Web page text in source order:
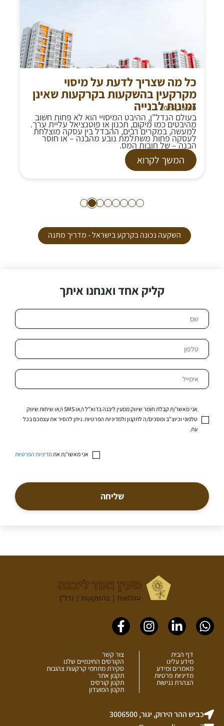
כל מה שצריך לדעת על מיסוי
מקרקעין בהשקעות בקרקעות שאינן
זמינות לבנייה
מאי 28, 2025
בעולם הנדל"ן, ההיבט המיסויי הוא לא פחות חשוב
מהיבטים כמו מיקום, תכנון או פוטנציאל עליית ערך.
למעשה, במקרים רבים, ההבדל בין עסקה מוצלחת
לעסקה פחות משתלמת נובע מהבנה – או חוסר
הבנה – של חובות המס.
המשך לקרוא
1
2
3
4
5
6
7
8
השקעה נכונה בקרקע בישראל - מדריך מתנה
קליק אחד ואנחנו איתך
אני מאשר/ת קבלת חומר שיווק ממעין ליבנה בדוא"ל ו/או SMS ו/או שיחות שיווק
טלפוני וכיוצ"ב ומסכים/ה לתקנון ולמדיניות הפרטיות. ניתן להסיר את עצמכם בכל
עת.
אני מאשר/ת אתמדיניות הפרטיות
שליחה
Whatsapp
Linkedin-
in
Instagram
Facebook-
f
דף הבית
מידע עלינו
מאמרים ומידע
מדיניות פרטיות
הצהרת נגישות
צור קשר
הקורסים החינמיים שלנו
סקירת מתחמי קרקעות צהובות
תקנון אתר
תקנון קורסים
תקנון המועדון
כביש ההר הירוק, יגור, 3006500